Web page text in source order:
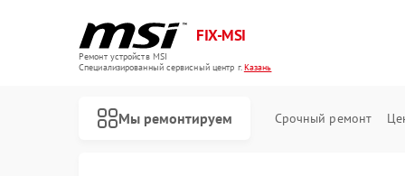
FIX-MSI
Ремонт устройств MSI
Специализированный cервисный центр г.Казань
Мы ремонтируем Срочный ремонт